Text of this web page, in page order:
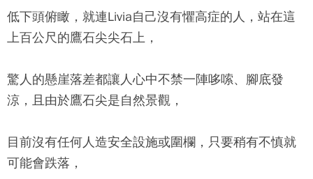
低下頭俯瞰，就連Livia自己沒有懼高症的人，站在這
上百公尺的鷹石尖尖石上，
驚人的懸崖落差都讓人心中不禁一陣哆嗦、腳底發
涼，且由於鷹石尖是自然景觀，
目前沒有任何人造安全設施或圍欄，只要稍有不慎就
可能會跌落，